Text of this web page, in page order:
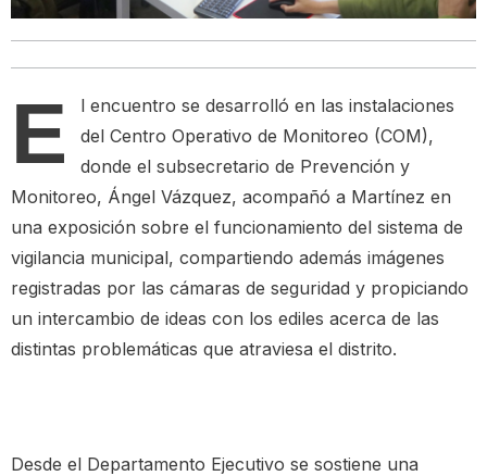
E
l encuentro se desarrolló en las instalaciones
del Centro Operativo de Monitoreo (COM),
donde el subsecretario de Prevención y
Monitoreo, Ángel Vázquez, acompañó a Martínez en
una exposición sobre el funcionamiento del sistema de
vigilancia municipal, compartiendo además imágenes
registradas por las cámaras de seguridad y propiciando
un intercambio de ideas con los ediles acerca de las
distintas problemáticas que atraviesa el distrito.
Desde el Departamento Ejecutivo se sostiene una